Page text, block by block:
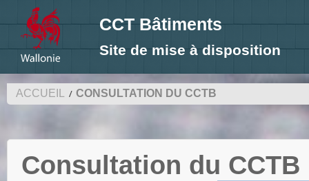
CCT Bâtiments
Site de mise à disposition
ACCUEIL CONSULTATION DU CCTB
Consultation du CCTB